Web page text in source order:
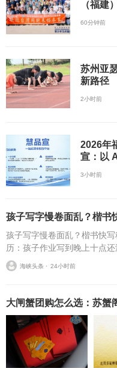
（福建
60分钟前
苏州亚
新路径
2小时前
2026年
宣：以
3小时前
孩子写字慢卷面乱？楷书
孩子写字慢卷面乱？楷书快
历：孩子作业写到晚上十点
面因为字迹潦草被老师多次
在书写速度不达标问...
海峡头条 ⋅ 24小时前
大闸蟹团购怎么选：苏蟹